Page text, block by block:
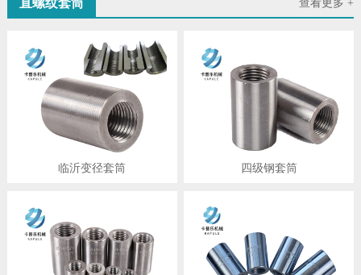
查看更多 +
直螺纹套筒
临沂变径套筒 四级钢套筒